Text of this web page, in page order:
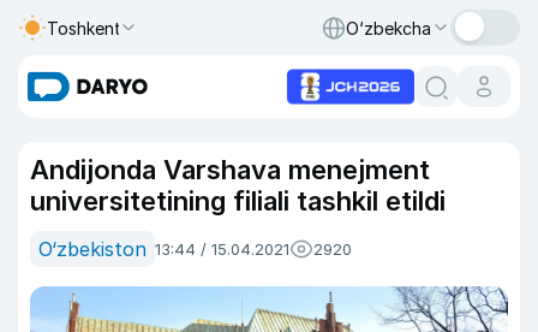
Toshkent O‘zbekcha
Andijonda Varshava menejment
universitetining filiali tashkil etildi
O‘zbekiston 13:44 / 15.04.2021 2920